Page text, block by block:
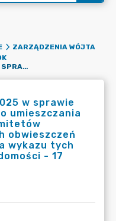
ZARZĄDZENIA WÓJTA
ZARZĄDZENIE NR 0050.2.2025 W SPRAWIE ZAPEWNIENIA BEZPŁATNEGO UMIESZCZANIA PLAKATÓW WSZYSTKICH KOMITETÓW WYBORCZYCH I URZĘDOWYCH OBWIESZCZEŃ WYBORCZYCH ORAZ PODANIA WYKAZU TYCH MIEJSC DO PUBLICZNEJ WIADOMOŚCI - 17 STYCZNIA 2025 R.
w sprawie
umieszczania
obwieszczeń
wykazu tych
- 17